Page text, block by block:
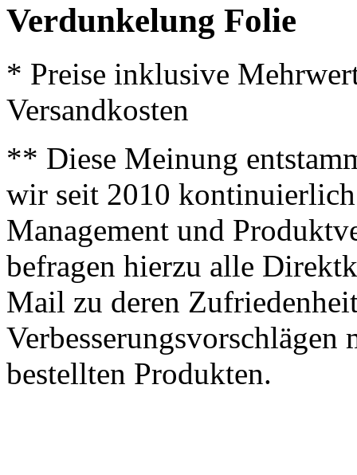
Verdunkelung Folie
* Preise inklusive
Versandkosten
** Diese Meinung
wir seit 2010
Management und
befragen hierzu alle
Mail zu deren
bestellten Produkten.